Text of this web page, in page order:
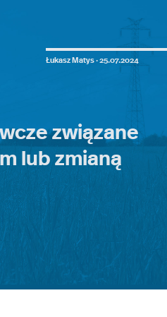
Łukasz Matys ·25.07.2024
związane
lub zmianą